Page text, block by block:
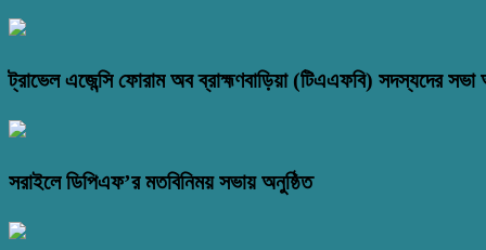
ট্রাভেল এজেন্সি ফোরাম অব ব্রাহ্মণবাড়িয়া (টিএএফবি) সদস্যদের সভা
সরাইলে ডিপিএফ’র মতবিনিময় সভায় অনুষ্ঠিত